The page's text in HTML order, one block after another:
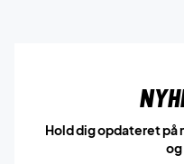
Hold dig opdateret på